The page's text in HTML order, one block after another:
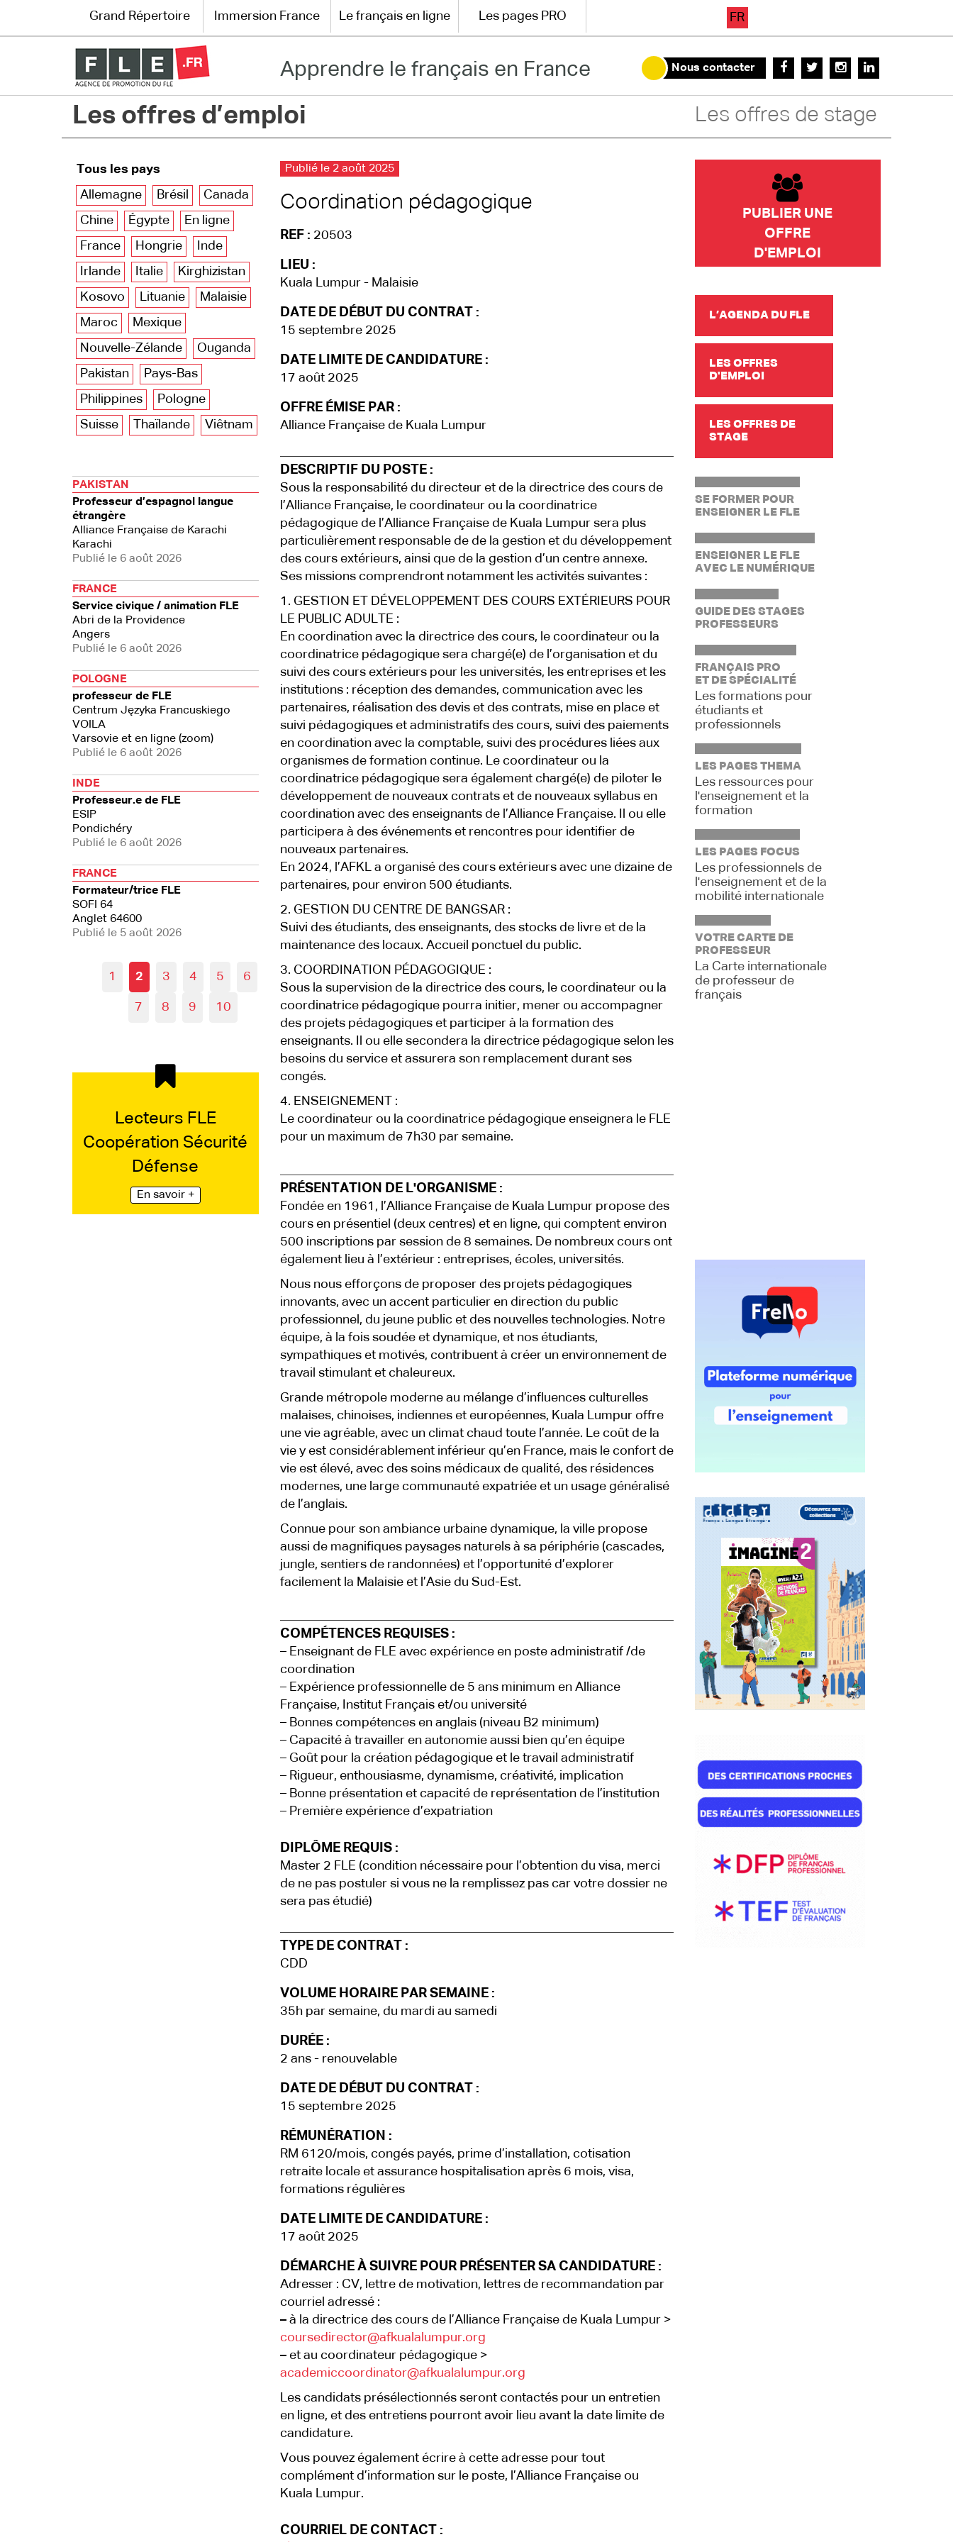
Grand Répertoire
Immersion France
Les pages PRO
Grand Répertoire Immersion France Le français en ligne Les pages PRO FR
Apprendre le français en France Nous contacter
Les offres d’emploi Les offres de stage
Tous les pays
Allemagne
Brésil
Canada
Chine
Égypte
En ligne
France
Hongrie
Inde
Irlande
Italie
Kirghizistan
Kosovo
Lituanie
Malaisie
Maroc
Mexique
Nouvelle-Zélande
Ouganda
Pakistan
Pays-Bas
Philippines
Pologne
Suisse
Thaïlande Viêtnam
PAKISTAN
Professeur d’espagnol langue
étrangère
Alliance Française de Karachi
Karachi
Publié le 6 août 2026
FRANCE
Service civique / animation FLE
Abri de la Providence
Angers
Publié le 6 août 2026
POLOGNE
professeur de FLE
Centrum Języka Francuskiego
VOILA
Varsovie et en ligne (zoom)
Publié le 6 août 2026
INDE
Professeur.e de FLE
ESIP
Pondichéry
Publié le 6 août 2026
FRANCE
Formateur/trice FLE
SOFI 64
Anglet 64600
Publié le 5 août 2026
1 2 3 4 5 6
7 8 9 10
Lecteurs FLE
Coopération Sécurité
Défense
En savoir +
Publié le 2 août 2025
Coordination pédagogique
REF : 20503
LIEU :
Kuala Lumpur - Malaisie
DATE DE DÉBUT DU CONTRAT :
15 septembre 2025
DATE LIMITE DE CANDIDATURE :
17 août 2025
OFFRE ÉMISE PAR :
Alliance Française de Kuala Lumpur
DESCRIPTIF DU POSTE :
Sous la responsabilité du directeur et de la directrice des cours de
l’Alliance Française, le coordinateur ou la coordinatrice
pédagogique de l’Alliance Française de Kuala Lumpur sera plus
particulièrement responsable de de la gestion et du développement
des cours extérieurs, ainsi que de la gestion d’un centre annexe.
Ses missions comprendront notamment les activités suivantes :
1. GESTION ET DÉVELOPPEMENT DES COURS EXTÉRIEURS POUR
LE PUBLIC ADULTE :
En coordination avec la directrice des cours, le coordinateur ou la
coordinatrice pédagogique sera chargé(e) de l’organisation et du
suivi des cours extérieurs pour les universités, les entreprises et les
institutions : réception des demandes, communication avec les
partenaires, réalisation des devis et des contrats, mise en place et
suivi pédagogiques et administratifs des cours, suivi des paiements
en coordination avec la comptable, suivi des procédures liées aux
organismes de formation continue. Le coordinateur ou la
coordinatrice pédagogique sera également chargé(e) de piloter le
développement de nouveaux contrats et de nouveaux syllabus en
coordination avec des enseignants de l’Alliance Française. Il ou elle
participera à des événements et rencontres pour identifier de
nouveaux partenaires.
En 2024, l’AFKL a organisé des cours extérieurs avec une dizaine de
partenaires, pour environ 500 étudiants.
2. GESTION DU CENTRE DE BANGSAR :
Suivi des étudiants, des enseignants, des stocks de livre et de la
maintenance des locaux. Accueil ponctuel du public.
3. COORDINATION PÉDAGOGIQUE :
Sous la supervision de la directrice des cours, le coordinateur ou la
coordinatrice pédagogique pourra initier, mener ou accompagner
des projets pédagogiques et participer à la formation des
enseignants. Il ou elle secondera la directrice pédagogique selon les
besoins du service et assurera son remplacement durant ses
congés.
4. ENSEIGNEMENT :
Le coordinateur ou la coordinatrice pédagogique enseignera le FLE
pour un maximum de 7h30 par semaine.
PRÉSENTATION DE L'ORGANISME :
Fondée en 1961, l’Alliance Française de Kuala Lumpur propose des
cours en présentiel (deux centres) et en ligne, qui comptent environ
500 inscriptions par session de 8 semaines. De nombreux cours ont
également lieu à l’extérieur : entreprises, écoles, universités.
Nous nous efforçons de proposer des projets pédagogiques
innovants, avec un accent particulier en direction du public
professionnel, du jeune public et des nouvelles technologies. Notre
équipe, à la fois soudée et dynamique, et nos étudiants,
sympathiques et motivés, contribuent à créer un environnement de
travail stimulant et chaleureux.
Grande métropole moderne au mélange d’influences culturelles
malaises, chinoises, indiennes et européennes, Kuala Lumpur offre
une vie agréable, avec un climat chaud toute l’année. Le coût de la
vie y est considérablement inférieur qu’en France, mais le confort de
vie est élevé, avec des soins médicaux de qualité, des résidences
modernes, une large communauté expatriée et un usage généralisé
de l’anglais.
Connue pour son ambiance urbaine dynamique, la ville propose
aussi de magnifiques paysages naturels à sa périphérie (cascades,
jungle, sentiers de randonnées) et l’opportunité d’explorer
facilement la Malaisie et l’Asie du Sud-Est.
COMPÉTENCES REQUISES :
– Enseignant de FLE avec expérience en poste administratif /de
coordination
– Expérience professionnelle de 5 ans minimum en Alliance
Française, Institut Français et/ou université
– Bonnes compétences en anglais (niveau B2 minimum)
– Capacité à travailler en autonomie aussi bien qu’en équipe
– Goût pour la création pédagogique et le travail administratif
– Rigueur, enthousiasme, dynamisme, créativité, implication
– Bonne présentation et capacité de représentation de l’institution
– Première expérience d’expatriation
DIPLÔME REQUIS :
Master 2 FLE (condition nécessaire pour l’obtention du visa, merci
de ne pas postuler si vous ne la remplissez pas car votre dossier ne
sera pas étudié)
TYPE DE CONTRAT :
CDD
VOLUME HORAIRE PAR SEMAINE :
35h par semaine, du mardi au samedi
DURÉE :
2 ans - renouvelable
DATE DE DÉBUT DU CONTRAT :
15 septembre 2025
RÉMUNÉRATION :
RM 6120/mois, congés payés, prime d’installation, cotisation
retraite locale et assurance hospitalisation après 6 mois, visa,
formations régulières
DATE LIMITE DE CANDIDATURE :
17 août 2025
DÉMARCHE À SUIVRE POUR PRÉSENTER SA CANDIDATURE :
Adresser : CV, lettre de motivation, lettres de recommandation par
courriel adressé :
–à la directrice des cours de l’Alliance Française de Kuala Lumpur >
coursedirector@afkualalumpur.org
–et au coordinateur pédagogique >
academiccoordinator@afkualalumpur.org
Les candidats présélectionnés seront contactés pour un entretien
en ligne, et des entretiens pourront avoir lieu avant la date limite de
candidature.
Vous pouvez également écrire à cette adresse pour tout
complément d’information sur le poste, l’Alliance Française ou
Kuala Lumpur.
COURRIEL DE CONTACT :
PUBLIER UNE
OFFRE
D'EMPLOI
L’AGENDA DU FLE
LES OFFRES
D'EMPLOI
LES OFFRES DE
STAGE
SE FORMER POUR
ENSEIGNER LE FLE
ENSEIGNER LE FLE
AVEC LE NUMÉRIQUE
GUIDE DES STAGES
PROFESSEURS
FRANÇAIS PRO
ET DE SPÉCIALITÉ
Les formations pour
étudiants et
professionnels
LES PAGES THEMA
Les ressources pour
l'enseignement et la
formation
LES PAGES FOCUS
Les professionnels de
l'enseignement et de la
mobilité internationale
VOTRE CARTE DE
PROFESSEUR
La Carte internationale
de professeur de
français